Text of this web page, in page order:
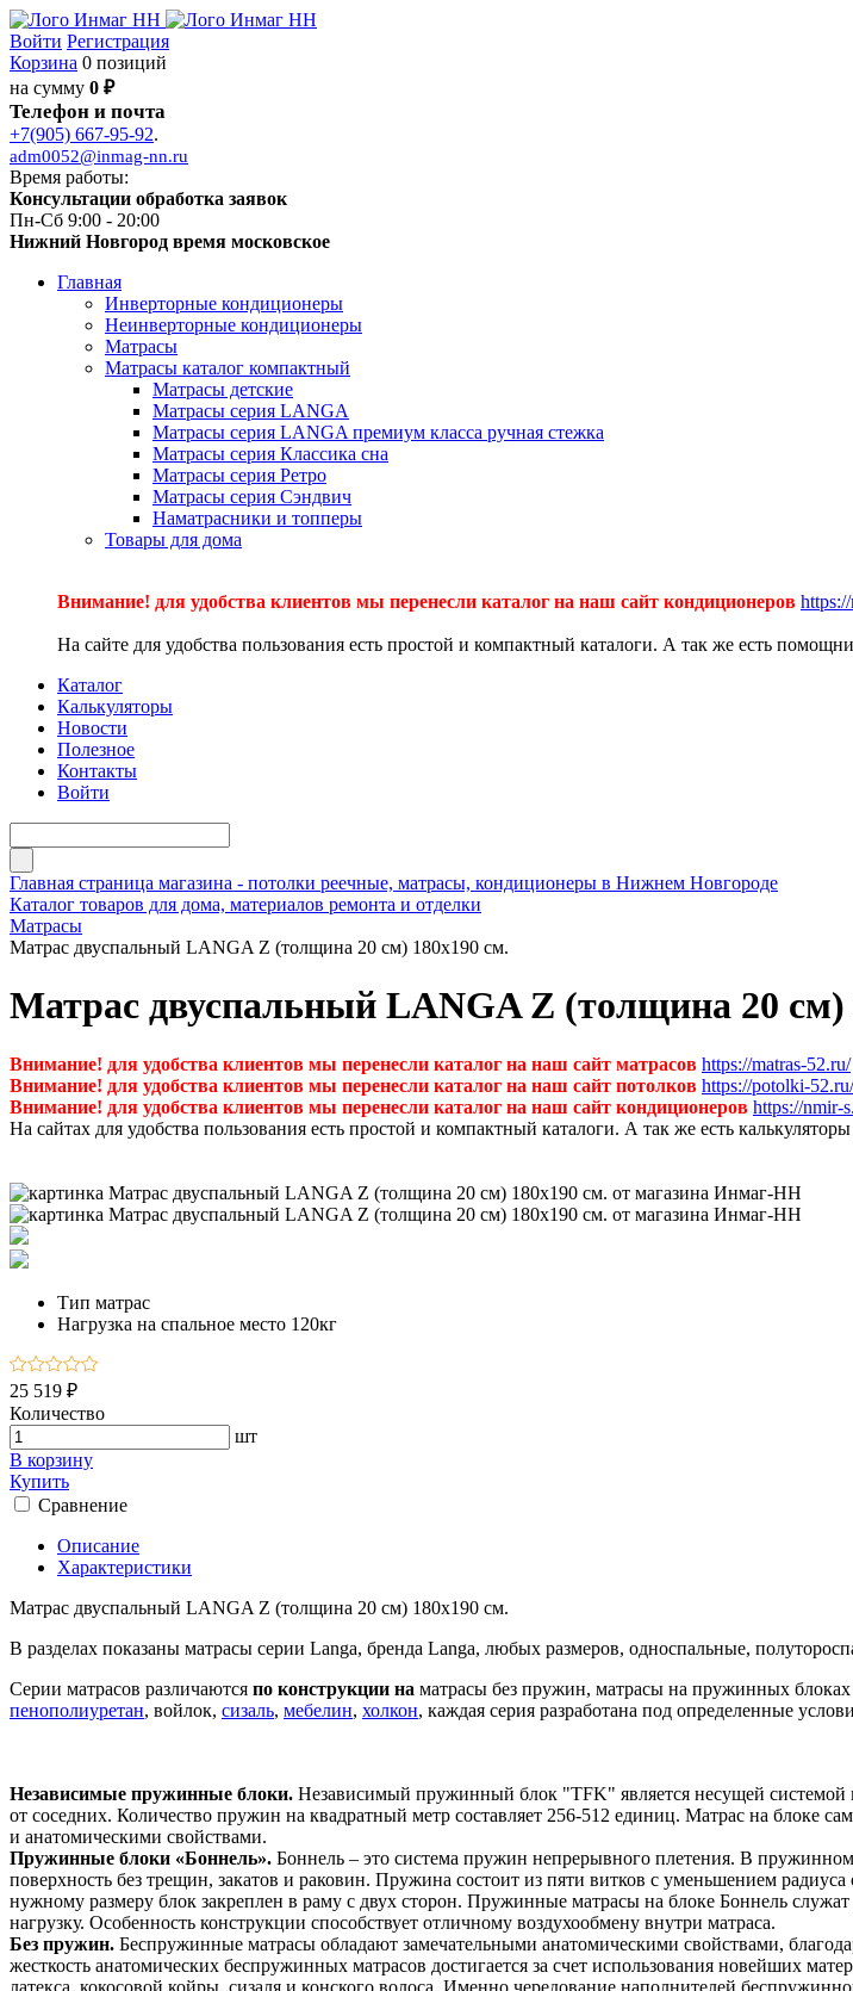
Войти Регистрация
Корзина 0 позиций
на сумму 0 ₽
Телефон и почта
+7(905) 667-95-92.
adm0052@inmag-nn.ru
Время работы:
Консультации обработка заявок
Пн-Сб 9:00 - 20:00
Нижний Новгород время московское
Главная
Инверторные кондиционеры
Неинверторные кондиционеры
Матрасы
Матрасы каталог компактный
Матрасы детские
Матрасы серия LANGA
Матрасы серия LANGA премиум класса ручная стежка
Матрасы серия Классика сна
Матрасы серия Ретро
Матрасы серия Сэндвич
Наматрасники и топперы
Товары для дома
Внимание! для удобства клиентов мы перенесли каталог на наш сайт кондиционеров
На сайте для удобства пользования есть простой и компактный каталоги. А так же есть
Каталог
Калькуляторы
Новости
Полезное
Контакты
Войти
Главная страница магазина - потолки реечные, матрасы, кондиционеры в Нижнем Новгороде
Каталог товаров для дома, материалов ремонта и отделки
Матрасы
Матрас двуспальный LANGA Z (толщина 20 см) 180х190 см.
Матрас двуспальный LANGA Z (толщина 20 см)
Внимание! для удобства клиентов мы перенесли каталог на наш сайт матрасов https://matras-52.ru/
Внимание! для удобства клиентов мы перенесли каталог на наш сайт потолков https://potolki-52.ru/
Внимание! для удобства клиентов мы перенесли каталог на наш сайт кондиционеров https://nmir-
На сайтах для удобства пользования есть простой и компактный каталоги. А так же есть
Тип матрас
Нагрузка на спальное место 120кг
25 519 ₽
Количество
шт
В корзину
Купить
Сравнение
Описание
Характеристики
Матрас двуспальный LANGA Z (толщина 20 см) 180х190 см.
В разделах показаны матрасы серии Langa, бренда Langa, любых размеров, односпальные,
Серии матрасов различаются по конструкции на матрасы без пружин, матрасы на пружинных
пенополиуретан, войлок, сизаль, мебелин, холкон, каждая серия разработана под определенные
Независимые пружинные блоки. Независимый пружинный блок "TFK" является несущей
от соседних. Количество пружин на квадратный метр составляет 256-512 единиц. Матрас на блоке
и анатомическими свойствами.
Пружинные блоки «Боннель». Боннель – это система пружин непрерывного плетения. В
поверхность без трещин, закатов и раковин. Пружина состоит из пяти витков с уменьшением
нужному размеру блок закреплен в раму с двух сторон. Пружинные матрасы на блоке Боннель
нагрузку. Особенность конструкции способствует отличному воздухообмену внутри матраса.
Без пружин. Беспружинные матрасы обладают замечательными анатомическими свойствами,
жесткость анатомических беспружинных матрасов достигается за счет использования новейших
латекса, кокосовой койры, сизаля и конского волоса. Именно чередование наполнителей